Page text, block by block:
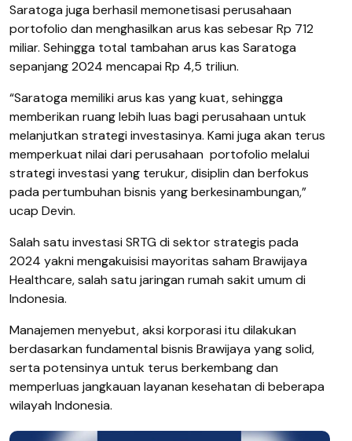
Saratoga juga berhasil memonetisasi perusahaan
portofolio dan menghasilkan arus kas sebesar Rp 712
miliar. Sehingga total tambahan arus kas Saratoga
sepanjang 2024 mencapai Rp 4,5 triliun.
“Saratoga memiliki arus kas yang kuat, sehingga
memberikan ruang lebih luas bagi perusahaan untuk
melanjutkan strategi investasinya. Kami juga akan terus
memperkuat nilai dari perusahaan portofolio melalui
strategi investasi yang terukur, disiplin dan berfokus
pada pertumbuhan bisnis yang berkesinambungan,”
ucap Devin.
Salah satu investasi SRTG di sektor strategis pada
2024 yakni mengakuisisi mayoritas saham Brawijaya
Healthcare, salah satu jaringan rumah sakit umum di
Indonesia.
Manajemen menyebut, aksi korporasi itu dilakukan
berdasarkan fundamental bisnis Brawijaya yang solid,
serta potensinya untuk terus berkembang dan
memperluas jangkauan layanan kesehatan di beberapa
wilayah Indonesia.